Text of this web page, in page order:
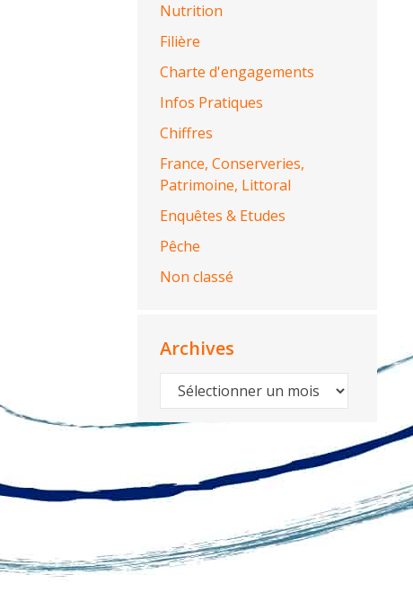
Nutrition
Filière
Charte d'engagements
Infos Pratiques
Chiffres
France, Conserveries,
Patrimoine, Littoral
Enquêtes & Etudes
Pêche
Non classé
Archives
Archives